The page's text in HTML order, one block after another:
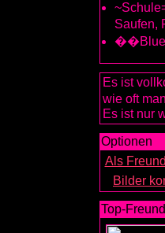
Saufen,
��Blue
Es ist
wie oft
Es ist nur
Optionen
Als
Bilder
Top-